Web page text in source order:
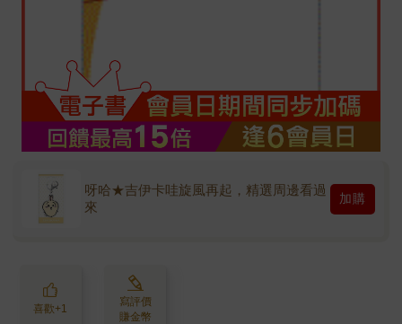
呀哈★吉伊卡哇旋風再起，精選周邊看過
來
加購
喜歡+1
寫評價
賺金幣